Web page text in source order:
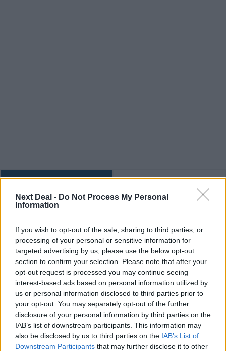
Next Deal - Do Not Process My Personal
Information
If you wish to opt-out of the sale, sharing to third parties, or
processing of your personal or sensitive information for
targeted advertising by us, please use the below opt-out
section to confirm your selection. Please note that after your
opt-out request is processed you may continue seeing
interest-based ads based on personal information utilized by
us or personal information disclosed to third parties prior to
your opt-out. You may separately opt-out of the further
disclosure of your personal information by third parties on the
IAB’s list of downstream participants. This information may
also be disclosed by us to third parties on the IAB’s List of
Downstream Participants that may further disclose it to other
Ροή ειδήσεων Δημοφιλή
ελπίδας για τους ογκολογικούς ασθενείς μέσω κλινικών
δοκιμών
07.08.2026 - 13:16
Χρήστος Γεωργόπουλος – «ΕΡΡΙΚΟΣ ΝΤΥΝΑΝ»/ΚΕΝΤΡΟ
ΑΝΑΠΛΑΣΗ
07.08.2026 - 12:25
Allianz: Ισχυρές επιδόσεις στο α’ εξάμηνο του 2026 – Ο Oliver
Bäte συνδέει τα αποτελέσματα με το κλείσιμο του
«protection gap»